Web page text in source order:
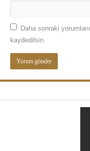
Daha sonraki
kaydedilsin.